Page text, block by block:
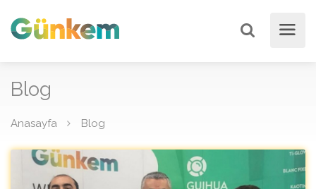
Blog
Anasayfa Blog